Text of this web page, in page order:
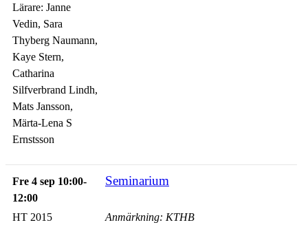
Lärare: Janne
Vedin, Sara
Thyberg Naumann,
Kaye Stern,
Catharina
Silfverbrand Lindh,
Mats Jansson,
Märta-Lena S
Ernstsson
Fre 4 sep 10:00-
12:00
Seminarium
HT 2015 Anmärkning: KTHB